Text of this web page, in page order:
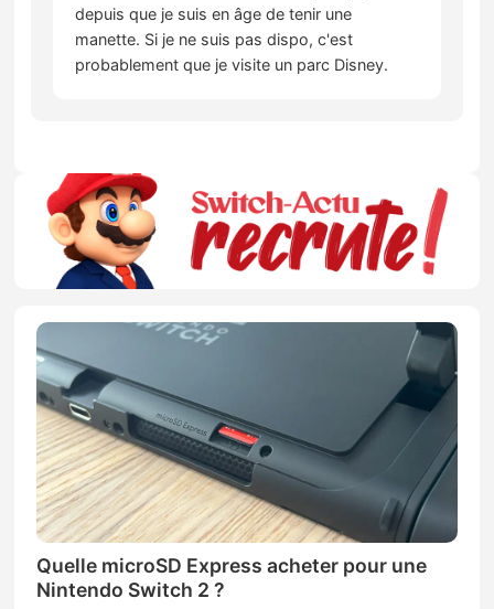
depuis que je suis en âge de tenir une
manette. Si je ne suis pas dispo, c'est
probablement que je visite un parc Disney.
Quelle microSD Express acheter pour une
Nintendo Switch 2 ?